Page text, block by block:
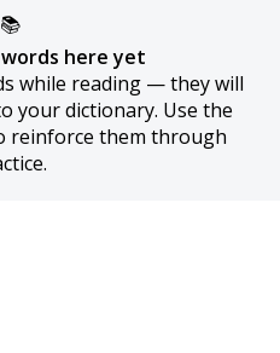
📚
here yet
while reading — they will
your dictionary. Use the
reinforce them through